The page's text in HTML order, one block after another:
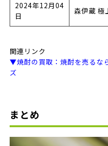
2024年12月04
日
森伊蔵
関連リンク
▼焼酎の買取：焼酎を売るな
ズ
まとめ